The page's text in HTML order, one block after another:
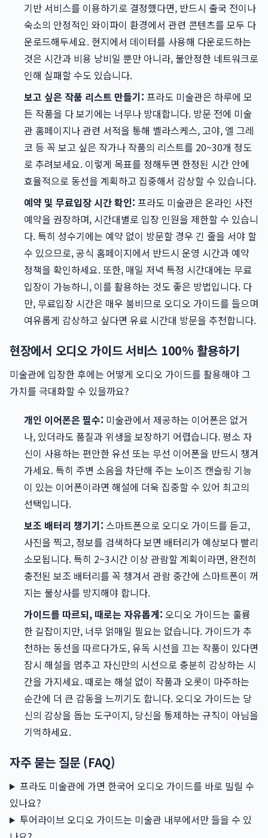
기반 서비스를 이용하기로 결정했다면, 반드시 출국 전이나
숙소의 안정적인 와이파이 환경에서 관련 콘텐츠를 모두 다
운로드해두세요. 현지에서 데이터를 사용해 다운로드하는
것은 시간과 비용 낭비일 뿐만 아니라, 불안정한 네트워크로
인해 실패할 수도 있습니다.
보고 싶은 작품 리스트 만들기: 프라도 미술관은 하루에 모
든 작품을 다 보기에는 너무나 방대합니다. 방문 전에 미술
관 홈페이지나 관련 서적을 통해 벨라스케스, 고야, 엘 그레
코 등 꼭 보고 싶은 작가나 작품의 리스트를 20~30개 정도
로 추려보세요. 이렇게 목표를 정해두면 한정된 시간 안에
효율적으로 동선을 계획하고 집중해서 감상할 수 있습니다.
예약 및 무료입장 시간 확인: 프라도 미술관은 온라인 사전
예약을 권장하며, 시간대별로 입장 인원을 제한할 수 있습니
다. 특히 성수기에는 예약 없이 방문할 경우 긴 줄을 서야 할
수 있으므로, 공식 홈페이지에서 반드시 운영 시간과 예약
정책을 확인하세요. 또한, 매일 저녁 특정 시간대에는 무료
입장이 가능하니, 이를 활용하는 것도 좋은 방법입니다. 다
만, 무료입장 시간은 매우 붐비므로 오디오 가이드를 들으며
여유롭게 감상하고 싶다면 유료 시간대 방문을 추천합니다.
현장에서 오디오 가이드 서비스 100% 활용하기
미술관에 입장한 후에는 어떻게 오디오 가이드를 활용해야 그
가치를 극대화할 수 있을까요?
개인 이어폰은 필수: 미술관에서 제공하는 이어폰은 없거
나, 있더라도 품질과 위생을 보장하기 어렵습니다. 평소 자
신이 사용하는 편안한 유선 또는 무선 이어폰을 반드시 챙겨
가세요. 특히 주변 소음을 차단해 주는 노이즈 캔슬링 기능
이 있는 이어폰이라면 해설에 더욱 집중할 수 있어 최고의
선택입니다.
보조 배터리 챙기기: 스마트폰으로 오디오 가이드를 듣고,
사진을 찍고, 정보를 검색하다 보면 배터리가 예상보다 빨리
소모됩니다. 특히 2~3시간 이상 관람할 계획이라면, 완전히
충전된 보조 배터리를 꼭 챙겨서 관람 중간에 스마트폰이 꺼
지는 불상사를 방지해야 합니다.
가이드를 따르되, 때로는 자유롭게: 오디오 가이드는 훌륭
한 길잡이지만, 너무 얽매일 필요는 없습니다. 가이드가 추
천하는 동선을 따르다가도, 유독 시선을 끄는 작품이 있다면
잠시 해설을 멈추고 자신만의 시선으로 충분히 감상하는 시
간을 가지세요. 때로는 해설 없이 작품과 오롯이 마주하는
순간에 더 큰 감동을 느끼기도 합니다. 오디오 가이드는 당
신의 감상을 돕는 도구이지, 당신을 통제하는 규칙이 아님을
기억하세요.
자주 묻는 질문 (FAQ)
프라도 미술관에 가면 한국어 오디오 가이드를 바로 빌릴 수
있나요?
투어라이브 오디오 가이드는 미술관 내부에서만 들을 수 있